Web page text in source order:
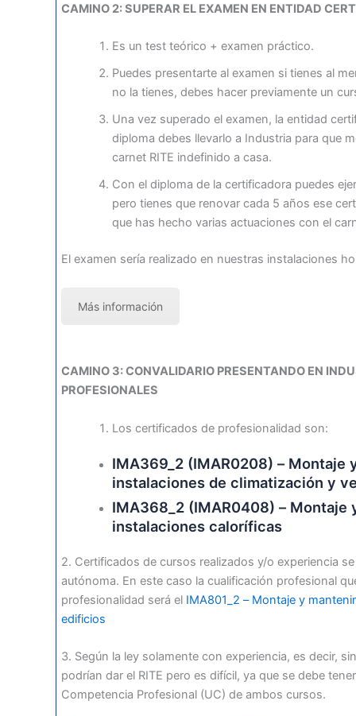
CAMINO 2: SUPERAR EL EXAMEN EN ENTIDAD
Es un test teórico + examen práctico.
Puedes presentarte al examen si tienes al
no la tienes, debes hacer previamente un
Una vez superado el examen, la entidad
diploma debes llevarlo a Industria para que
carnet RITE indefinido a casa.
Con el diploma de la certificadora puedes
pero tienes que renovar cada 5 años ese
que has hecho varias actuaciones con el
El examen sería realizado en nuestras instalaciones
Más información
CAMINO 3: CONVALIDARIO PRESENTANDO EN
PROFESIONALES
Los certificados de profesionalidad son:
IMA369_2 (IMAR0208) – Montaje
instalaciones de climatización y
IMA368_2 (IMAR0408) – Montaje
instalaciones caloríficas
2. Certificados de cursos realizados y/o experiencia
autónoma. En este caso la cualificación profesional
profesionalidad será el IMA801_2 – Montaje y
edificios
3. Según la ley solamente con experiencia, es decir,
podrían dar el RITE pero es difícil, ya que se debe
Competencia Profesional (UC) de ambos cursos.